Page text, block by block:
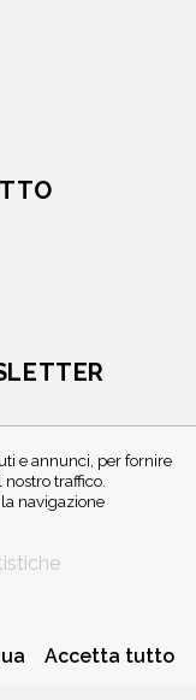
e annunci, per fornire
traffico.
navigazione
Accetta tutto